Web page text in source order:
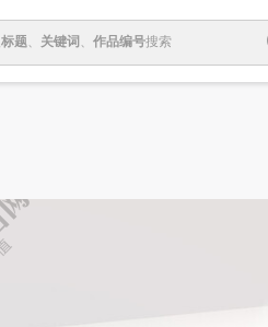
标题、 关键词 、 作品编号搜索